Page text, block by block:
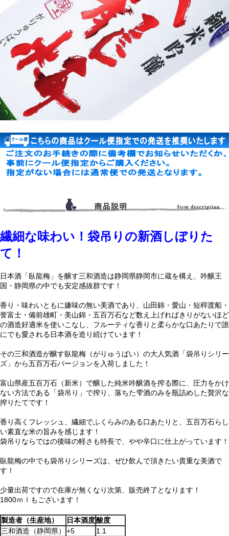
繊細な味わい！袋吊りの新酒しぼりた
て！
日本酒「臥龍梅」を醸す三和酒造は静岡県静岡市に蔵を構え、吟醸王
国・静岡県の中でも安定感抜群です！
香り・味わいともに嫌味の無い美酒であり、山田錦・愛山・短稈渡船・
誉富士・備前雄町・美山錦・五百万石など数え上げればきりがないほど
の酒造好適米を使いこなし、フルーティな香りと柔らかな口あたりで誰
にでも愛される日本酒を造り続けています！
その三和酒造が醸す臥龍梅（がりゅうばい）の大人気酒「袋吊りシリー
ズ」から五百万石バージョンを入荷しました！
富山県産五百万石（新米）で醸した純米吟醸酒を搾る際に、圧力をかけ
ない方法である「袋吊り」で搾り、落ちた雫酒のみを瓶詰めした贅沢な
搾りたてです！
香り高くフレッシュ、繊細でふくらみのある口あたりと、五百万石らし
い素直な米の旨みを感じます！
袋吊りならではの後味の軽さも特長で、やや辛口に仕上がっています！
臥龍梅の中でも袋吊りシリーズは、ぜひ飲んで頂きたい貴重な美酒で
す！
少量出荷ですので在庫が無くなり次第、販売終了となります！
1800ｍｌもございます！
製造者（生産地） 日本酒度酸度
三和酒造（静岡県）
+5
1.1